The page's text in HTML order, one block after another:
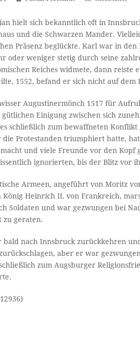
hielt sich bekanntlich oft in
und die Schwarzen Mander.
Präsenz beglückte. Karl war in
oder weniger stetig durch seine
Reiches widmete, dann
1552, befand er sich nicht auf
Augustinermönch 1517 für
gütlichen Einigung zwischen sich
schließlich zum bewaffneten
Protestanden triumphiert hatte,
und viele Freunde vor den Kopf
ignorierten, bis der Blitz vor
Armeen, angeführt von Moritz
Heinrich II. von Frankreich,
Soldaten und war gezwungen bei
zu geraten.
bald nach Innsbruck zurückkehren
aber er war
zum Augsburger